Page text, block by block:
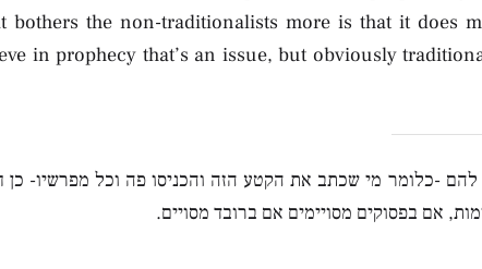
bothers the non-traditionalists more is that it does
in prophecy that’s an issue, but obviously
-כלומר מי שכתב את הקטע הזה והכניסו פה וכל מפרשיו- כן
אם בפסוקים מסויימים אם ברובד מסויים.